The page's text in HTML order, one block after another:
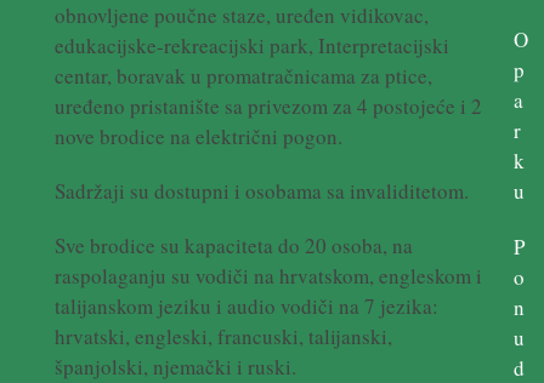
obnovljene poučne staze, uređen vidikovac,
edukacijske-rekreacijski park, Interpretacijski
centar, boravak u promatračnicama za ptice,
uređeno pristanište sa privezom za 4 postojeće i 2
nove brodice na električni pogon.
Sadržaji su dostupni i osobama sa invaliditetom.
Sve brodice su kapaciteta do 20 osoba, na
raspolaganju su vodiči na hrvatskom, engleskom i
talijanskom jeziku i audio vodiči na 7 jezika:
hrvatski, engleski, francuski, talijanski,
španjolski, njemački i ruski.
O
p
a
r
k
u
P
o
n
u
d